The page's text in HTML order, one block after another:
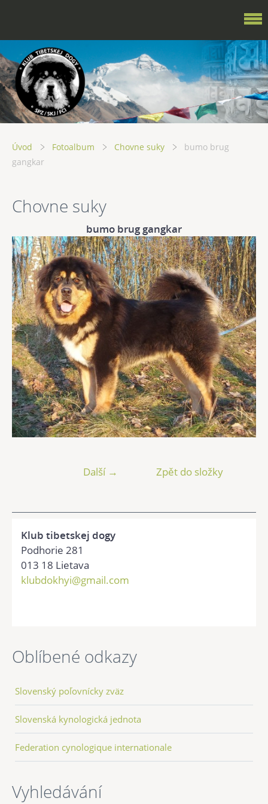
Úvod Fotoalbum Chovne suky
bumo brug
gangkar
Chovne suky
bumo brug gangkar
Další → Zpět do složky
Klub tibetskej dogy
Podhorie 281
013 18 Lietava
klubdokhyi@gmail.com
Oblíbené odkazy
Slovenský poľovnícky zväz
Slovenská kynologická jednota
Federation cynologique internationale
Vyhledávání